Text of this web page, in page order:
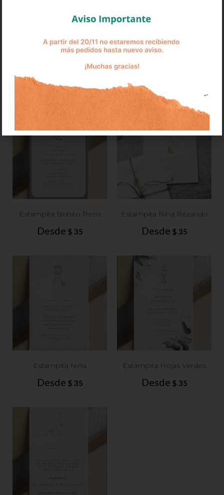
Estampita Bebito Rezo
Desde $ 35
Estampita Niña Rezando
Desde $ 35
Estampita Niña
Desde $ 35
Estampita Hojas Verdes
Desde $ 35